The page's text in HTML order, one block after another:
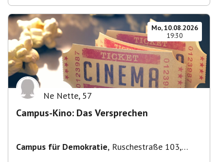
Mo, 10.08.2026
19:30
Ne Nette, 57
Campus-Kino: Das Versprechen
Campus für Demokratie, Ruschestraße 103,